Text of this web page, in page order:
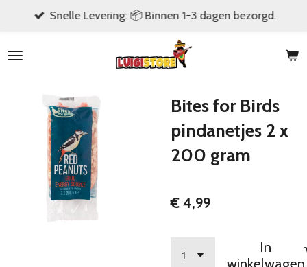
naar
hoofdinhoud
Snelle Levering: 📦 Binnen 1-3 dagen bezorgd.
Bites for Birds
pindanetjes 2 x
200 gram
€ 4,99
In
winkelwagen